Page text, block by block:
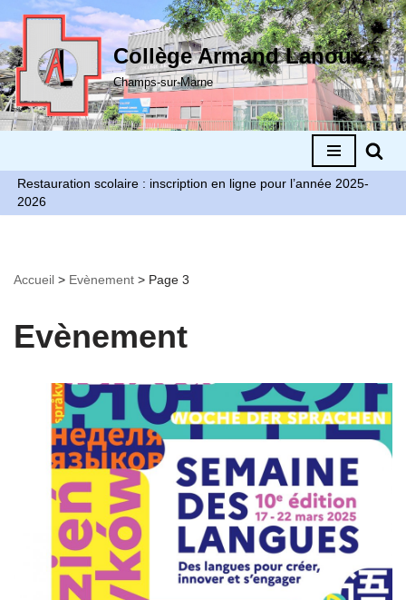
Aller
au
contenu
Collège Armand Lanoux
Champs-sur-Marne
Restauration scolaire : inscription en ligne pour l’année 2025-
2026
Accueil > Evènement > Page 3
Evènement